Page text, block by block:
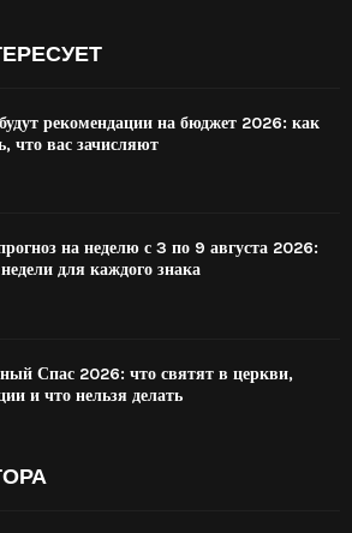
рекомендации на бюджет 2026: как
что вас зачисляют
на неделю с 3 по 9 августа 2026:
для каждого знака
Спас 2026: что святят в церкви,
и что нельзя делать